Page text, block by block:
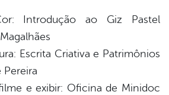
Introdução ao Giz Pastel
Escrita Criativa e Patrimônios
Pereira
e exibir: Oficina de Minidoc